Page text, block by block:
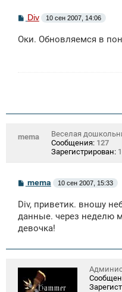
С
б
Div 10 сен 2007, 14:06
Оки. Обновляемся в
mema
Веселая
Сообщения: 127
Зарегистрирован:
С
о
б
щ
н
е
mema 10 сен 2007, 15:33
Div, приветик. вношу
данные. через неделю
девочка!